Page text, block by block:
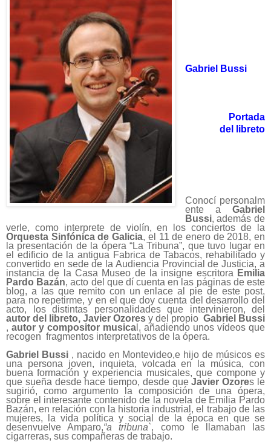
Gabriel Bussi
Portada
del libreto
Conocí personalm
ente a Gabriel
Bussi, además de
verle, como interprete de violín, en los conciertos de la
Orquesta Sinfónica de Galicia, el 11 de enero de 2018, en
la presentación de la ópera “La Tribuna”, que tuvo lugar en
el edificio de la antigua Fabrica de Tabacos, rehabilitado y
convertido en sede de la Audiencia Provincial de Justicia, a
instancia de la Casa Museo de la insigne escritora Emilia
Pardo Bazán, acto del que dí cuenta en las páginas de este
blog, a las que remito con un enlace al pie de este post,
para no repetirme, y en el que doy cuenta del desarrollo del
acto, los distintas personalidades que intervinieron, del
autor del libreto, Javier Ozores y del propio Gabriel Bussi
, autor y compositor musica l, añadiendo unos vídeos que
recogen fragmentos interpretativos de la ópera.
Gabriel Bussi, nacido en Montevideo,e hijo de músicos es
una persona joven, inquieta, volcada en la música, con
buena formación y experiencia musicales, que compone y
que sueña desde hace tiempo, desde queJavier Ozores le
sugirió, como argumento la composición de una ópera,
sobre el interesante contenido de la novela de Emilia Pardo
Bazán, en relación con la historia industrial, el trabajo de las
mujeres, la vida política y social de la época en que se
desenvuelve Amparo,“a tribuna`, como le llamaban las
cigarreras, sus compañeras de trabajo.